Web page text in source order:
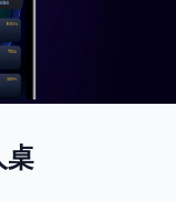
桌